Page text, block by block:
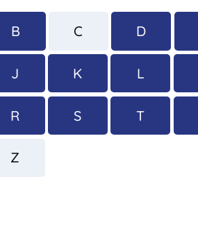
B C D
J K L
R S T
Z